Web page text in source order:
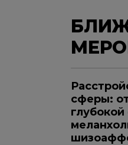
сферы: